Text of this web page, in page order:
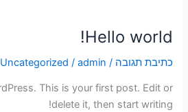
Hello world!
כתיבת תגובה /
Uncategorized / admin
This is your first post. Edit or
delete it, then start writing!
Hello